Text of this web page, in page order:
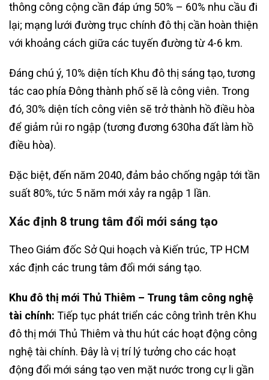
thông công cộng cần đáp ứng 50% – 60% nhu cầu đi
lại; mạng lưới đường trục chính đô thị cần hoàn thiện
với khoảng cách giữa các tuyến đường từ 4-6 km.
Đáng chú ý, 10% diện tích Khu đô thị sáng tạo, tương
tác cao phía Đông thành phố sẽ là công viên. Trong
đó, 30% diện tích công viên sẽ trở thành hồ điều hòa
để giảm rủi ro ngập (tương đương 630ha đất làm hồ
điều hòa).
Đặc biệt, đến năm 2040, đảm bảo chống ngập tới tần
suất 80%, tức 5 năm mới xảy ra ngập 1 lần.
Xác định 8 trung tâm đổi mới sáng tạo
Theo Giám đốc Sở Qui hoạch và Kiến trúc, TP HCM
xác định các trung tâm đổi mới sáng tạo.
Khu đô thị mới Thủ Thiêm – Trung tâm công nghệ
tài chính: Tiếp tục phát triển các công trình trên Khu
đô thị mới Thủ Thiêm và thu hút các hoạt động công
nghệ tài chính. Đây là vị trí lý tưởng cho các hoạt
động đổi mới sáng tạo ven mặt nước trong cự li gần